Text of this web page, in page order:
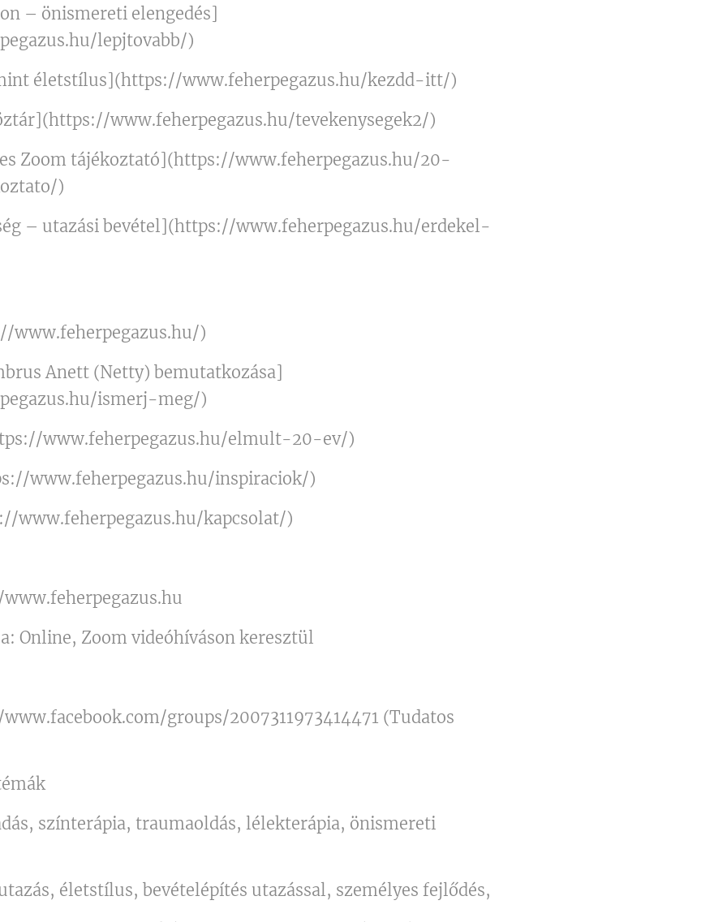
– önismereti elengedés]
lepjtovabb/)
életstílus](https://www.feherpegazus.hu/kezdd-itt/)
www.feherpegazus.hu/tevekenysegek2/)
Zoom tájékoztató](https://www.feherpegazus.hu/20-
)
– utazási bevétel](https://www.feherpegazus.hu/erdekel-
www.feherpegazus.hu/)
Anett (Netty) bemutatkozása]
ismerj-meg/)
www.feherpegazus.hu/elmult-20-ev/)
www.feherpegazus.hu/inspiraciok/)
www.feherpegazus.hu/kapcsolat/)
Online, Zoom videóhíváson keresztül
groups/2007311973414471 (Tudatos
színterápia, traumaoldás, lélekterápia, önismereti
életstílus, bevételépítés utazással, személyes fejlődés,